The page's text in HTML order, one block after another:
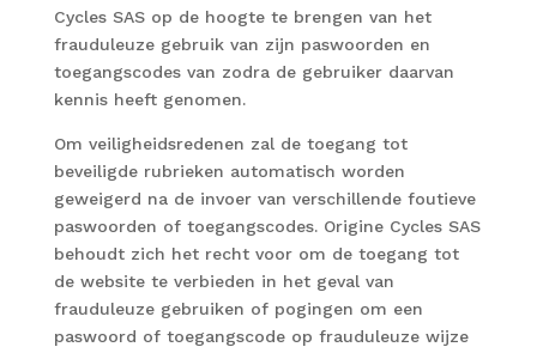
Cycles SAS op de hoogte te brengen van het
frauduleuze gebruik van zijn paswoorden en
toegangscodes van zodra de gebruiker daarvan
kennis heeft genomen.
Om veiligheidsredenen zal de toegang tot
beveiligde rubrieken automatisch worden
geweigerd na de invoer van verschillende foutieve
paswoorden of toegangscodes. Origine Cycles SAS
behoudt zich het recht voor om de toegang tot
de website te verbieden in het geval van
frauduleuze gebruiken of pogingen om een
paswoord of toegangscode op frauduleuze wijze